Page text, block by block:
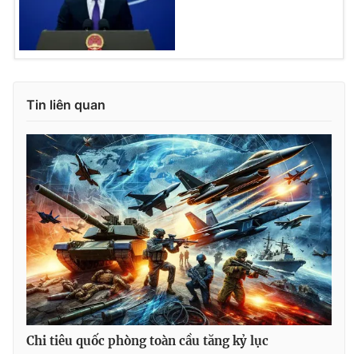
Ðiện thoại Thời báo VTV:
Email:toasoan@vtv.vn
Liên hệ quảng cáo:024-7300.7108
® Cấm sao chép dưới mọi hình thức nếu không có sự chấp
thuận bằng văn bản. Ghi rõ nguồn VTV.vn khi phát hành lại
thông tin từ website này.
Tin liên quan
Chi tiêu quốc phòng toàn cầu tăng kỷ lục